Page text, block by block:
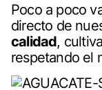
Poco a poco
directo de
calidad,
respetando el